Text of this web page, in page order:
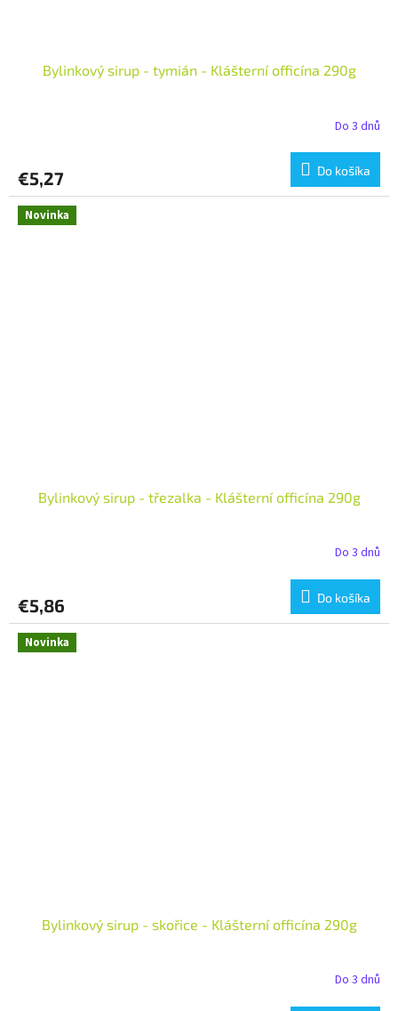
Bylinkový sirup - tymián - Klášterní officína 290g
Do 3 dnů
€5,27 Do košíka
Novinka
Bylinkový sirup - třezalka - Klášterní officína 290g
Do 3 dnů
€5,86 Do košíka
Novinka
Bylinkový sirup - skořice - Klášterní officína 290g
Do 3 dnů